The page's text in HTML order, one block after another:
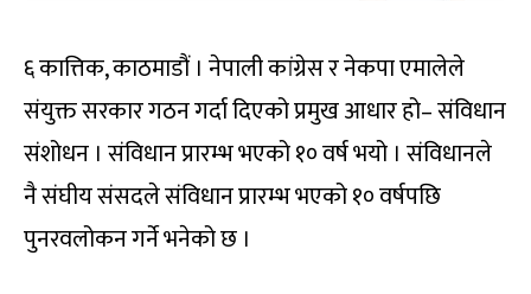
६ कात्तिक, काठमाडौं । नेपाली कांग्रेस र नेकपा एमालेले
संयुक्त सरकार गठन गर्दा दिएको प्रमुख आधार हो– संविधान
संशोधन । संविधान प्रारम्भ भएको १० वर्ष भयो । संविधानले
नै संघीय संसदले संविधान प्रारम्भ भएको १० वर्षपछि
पुनरवलोकन गर्ने भनेको छ ।